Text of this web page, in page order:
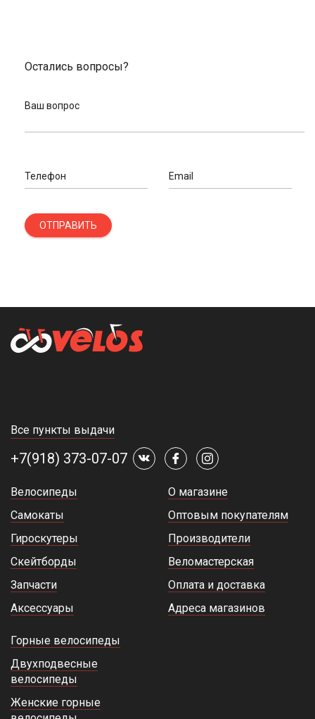
Остались вопросы?
Ваш вопрос
Телефон Email
ОТПРАВИТЬ
Все пункты выдачи
+7(918) 373-07-07
Велосипеды
Самокаты
Гироскутеры
Скейтборды
Запчасти
Аксессуары
О магазине
Оптовым покупателям
Производители
Веломастерская
Оплата и доставка
Адреса магазинов
Горные велосипеды
Двухподвесные
велосипеды
Женские горные